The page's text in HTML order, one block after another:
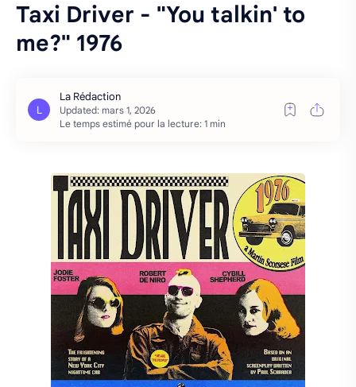
Taxi Driver - "You talkin' to
me?" 1976
Le temps estimé pour la lecture: 1 min